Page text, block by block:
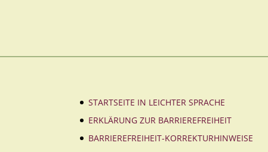
STARTSEITE IN LEICHTER SPRACHE
ERKLÄRUNG ZUR BARRIEREFREIHEIT
BARRIEREFREIHEIT-KORREKTURHINWEISE